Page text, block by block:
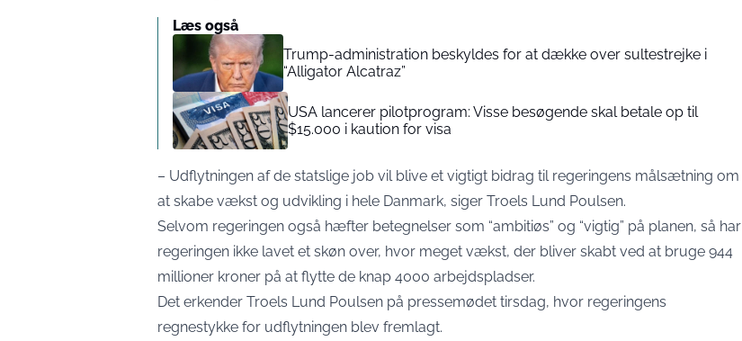
Læs også
Trump-administration beskyldes for at dække over sultestrejke i
“Alligator Alcatraz”
USA lancerer pilotprogram: Visse besøgende skal betale op til
$15.000 i kaution for visa
– Udflytningen af de statslige job vil blive et vigtigt bidrag til regeringens målsætning om
at skabe vækst og udvikling i hele Danmark, siger Troels Lund Poulsen.
Selvom regeringen også hæfter betegnelser som “ambitiøs” og “vigtig” på planen, så har
regeringen ikke lavet et skøn over, hvor meget vækst, der bliver skabt ved at bruge 944
millioner kroner på at flytte de knap 4000 arbejdspladser.
Det erkender Troels Lund Poulsen på pressemødet tirsdag, hvor regeringens
regnestykke for udflytningen blev fremlagt.